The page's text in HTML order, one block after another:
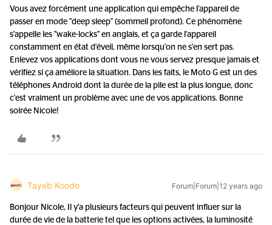
Vous avez forcément une application qui empêche l'appareil de
passer en mode "deep sleep" (sommeil profond). Ce phénomène
s'appelle les "wake-locks" en anglais, et ça garde l'appareil
constamment en état d'éveil, même lorsqu'on ne s'en sert pas.
Enlevez vos applications dont vous ne vous servez presque jamais et
vérifiez si ça améliore la situation. Dans les faits, le Moto G est un des
téléphones Android dont la durée de la pile est la plus longue, donc
c'est vraiment un problème avec une de vos applications. Bonne
soirée Nicole!
Tayeb Koodo Forum|Forum|12 years ago
Bonjour Nicole, Il y'a plusieurs facteurs qui peuvent influer sur la
durée de vie de la batterie tel que les options activées, la luminosité